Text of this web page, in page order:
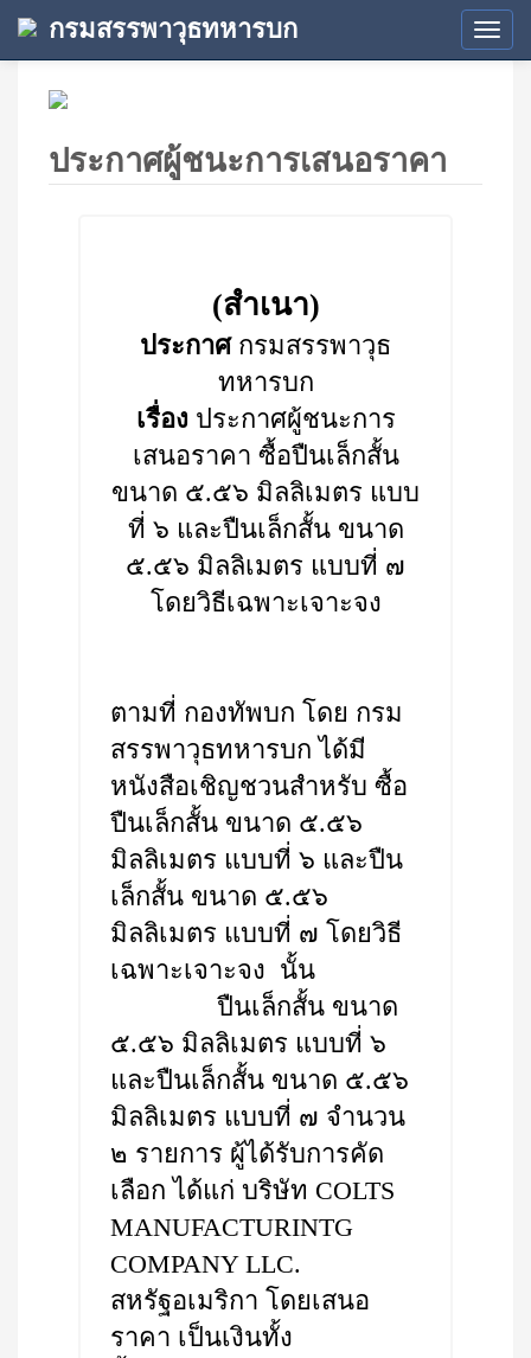
กรมสรรพาวุธทหารบก
ประกาศผู้ชนะการเสนอราคา
(สำเนา)
ประกาศกรมสรรพาวุธ
ทหารบก
เรื่อง ประกาศผู้ชนะการ
เสนอราคา ซื้อปืนเล็กสั้น
ขนาด ๕.๕๖ มิลลิเมตร แบบ
ที่ ๖ และปืนเล็กสั้น ขนาด
๕.๕๖ มิลลิเมตร แบบที่ ๗
โดยวิธีเฉพาะเจาะจง
ตามที่ กองทัพบก โดย กรม
สรรพาวุธทหารบก ได้มี
หนังสือเชิญชวนสำหรับ ซื้อ
ปืนเล็กสั้น ขนาด ๕.๕๖
มิลลิเมตร แบบที่ ๖ และปืน
เล็กสั้น ขนาด ๕.๕๖
มิลลิเมตร แบบที่ ๗ โดยวิธี
เฉพาะเจาะจง นั้น
ปืนเล็กสั้น ขนาด
๕.๕๖ มิลลิเมตร แบบที่ ๖
และปืนเล็กสั้น ขนาด ๕.๕๖
มิลลิเมตร แบบที่ ๗ จำนวน
๒ รายการ ผู้ได้รับการคัด
เลือก ได้แก่ บริษัท COLTS
MANUFACTURINTG
COMPANY LLC.
สหรัฐอเมริกา โดยเสนอ
ราคา เป็นเงินทั้ง